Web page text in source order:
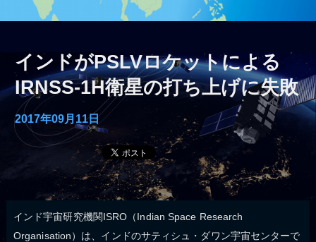
インドがPSLVロケットによる
IRNSS-1H衛星の打ち上げに失敗
2017年09月11日
インド宇宙研究機関ISRO（Indian Space Research
Organisation）は、インドのサティシュ・ダワン宇宙センターで